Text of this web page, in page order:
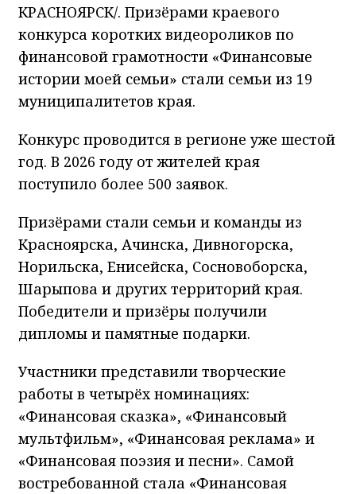
КРАСНОЯРСК/. Призёрами краевого
конкурса коротких видеороликов по
финансовой грамотности «Финансовые
истории моей семьи» стали семьи из 19
муниципалитетов края.
Конкурс проводится в регионе уже шестой
год. В 2026 году от жителей края
поступило более 500 заявок.
Призёрами стали семьи и команды из
Красноярска, Ачинска, Дивногорска,
Норильска, Енисейска, Сосновоборска,
Шарыпова и других территорий края.
Победители и призёры получили
дипломы и памятные подарки.
Участники представили творческие
работы в четырёх номинациях:
«Финансовая сказка», «Финансовый
мультфильм», «Финансовая реклама» и
«Финансовая поэзия и песни». Самой
востребованной стала «Финансовая